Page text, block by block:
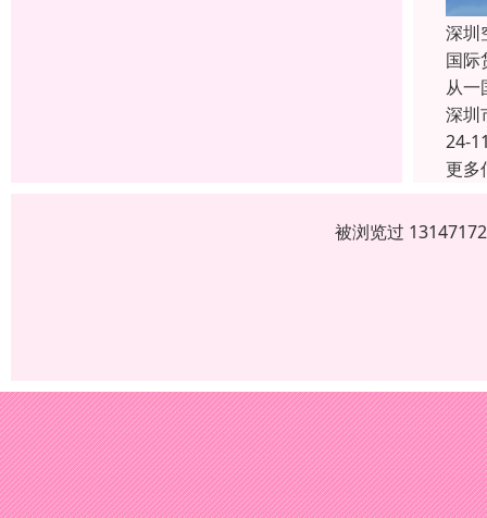
深圳
国际
从
深圳
24-
更多
被浏览过